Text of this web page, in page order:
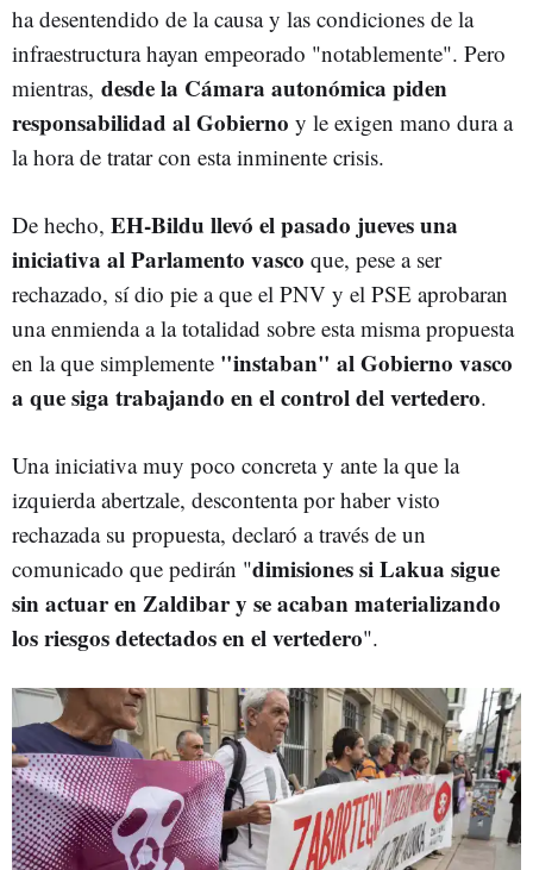
ha desentendido de la causa y las condiciones de la
infraestructura hayan empeorado "notablemente". Pero
mientras, desde la Cámara autonómica piden
responsabilidad al Gobierno y le exigen mano dura a
la hora de tratar con esta inminente crisis.
De hecho, EH-Bildu llevó el pasado jueves una
iniciativa al Parlamento vasco que, pese a ser
rechazado, sí dio pie a que el PNV y el PSE aprobaran
una enmienda a la totalidad sobre esta misma propuesta
en la que simplemente "instaban" al Gobierno vasco
a que siga trabajando en el control del vertedero.
Una iniciativa muy poco concreta y ante la que la
izquierda abertzale, descontenta por haber visto
rechazada su propuesta, declaró a través de un
comunicado que pedirán "dimisiones si Lakua sigue
sin actuar en Zaldibar y se acaban materializando
los riesgos detectados en el vertedero".